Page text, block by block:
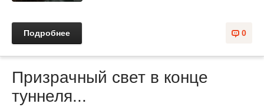
0
Подробнее
Призрачный свет в конце
туннеля...